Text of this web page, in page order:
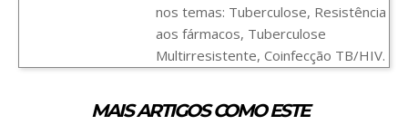
nos temas: Tuberculose, Resistência
aos fármacos, Tuberculose
Multirresistente, Coinfecção TB/HIV.
MAIS ARTIGOS COMO ESTE